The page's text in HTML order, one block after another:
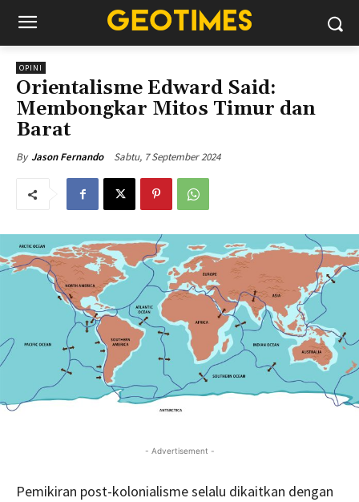
OPINI
Orientalisme Edward Said:
Membongkar Mitos Timur dan
Barat
By Jason Fernando Sabtu, 7 September 2024
- Advertisement -
Pemikiran post-kolonialisme selalu dikaitkan dengan